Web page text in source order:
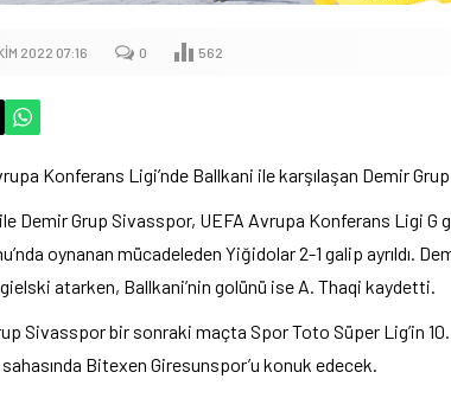
2022 07:16 0 562
Konferans Ligi’nde Ballkani ile karşılaşan Demir
Demir Grup Sivasspor, UEFA Avrupa Konferans Ligi G
oynanan mücadeleden Yiğidolar 2-1 galip ayrıldı.
atarken, Ballkani’nin golünü ise A. Thaqi kaydetti.
Sivasspor bir sonraki maçta Spor Toto Süper Lig’in
sahasında Bitexen Giresunspor’u konuk edecek.